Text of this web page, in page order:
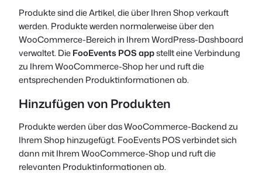
French
Polish
Czech
Produkte sind die Artikel, die über Ihren Shop verkauft
werden. Produkte werden normalerweise über den
WooCommerce-Bereich in Ihrem WordPress-Dashboard
verwaltet. DieFooEvents POS appstellt eine Verbindung
zu Ihrem WooCommerce-Shop her und ruft die
entsprechenden Produktinformationen ab.
Hinzufügen von Produkten
Produkte werden über das WooCommerce-Backend zu
Ihrem Shop hinzugefügt. FooEvents POS verbindet sich
dann mit Ihrem WooCommerce-Shop und ruft die
relevanten Produktinformationen ab.